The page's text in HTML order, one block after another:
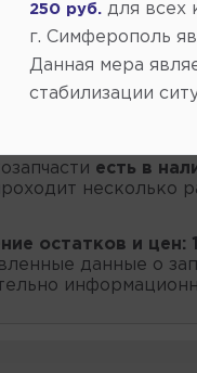
3
есть в
несколько
остатков и цен:
данные о
250 руб. для всех
г. Симферополь
Данная мера
стабилизации